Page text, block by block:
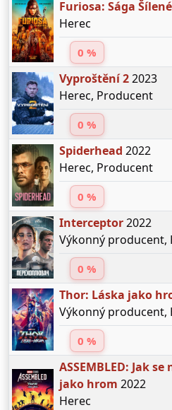
Furiosa: Sága
Herec
0 %
Vyproštění 22023
Herec, Producent
0 %
Spiderhead 2022
Herec, Producent
0 %
Interceptor2022
Výkonný producent,
0 %
Thor: Láska jako
Výkonný producent,
0 %
ASSEMBLED: Jak
jako hrom 2022
Herec